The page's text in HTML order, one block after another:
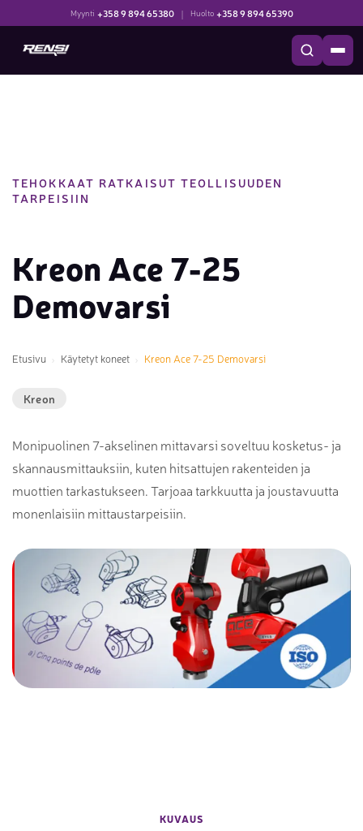
Myynti +358 9 894 65380 | Huolto +358 9 894 65390
TEHOKKAAT RATKAISUT TEOLLISUUDEN
TARPEISIIN
Kreon Ace 7-25
Demovarsi
Etusivu Käytetyt koneet Kreon Ace 7-25 Demovarsi
Kreon
Monipuolinen 7-akselinen mittavarsi soveltuu kosketus- ja
skannausmittauksiin, kuten hitsattujen rakenteiden ja
muottien tarkastukseen. Tarjoaa tarkkuutta ja joustavuutta
monenlaisiin mittaustarpeisiin.
KUVAUS